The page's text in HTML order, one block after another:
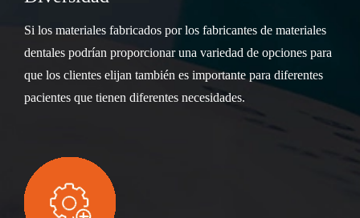
Si los materiales fabricados por los fabricantes de materiales
dentales podrían proporcionar una variedad de opciones para
que los clientes elijan también es importante para diferentes
pacientes que tienen diferentes necesidades.